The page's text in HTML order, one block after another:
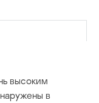
высоким
в